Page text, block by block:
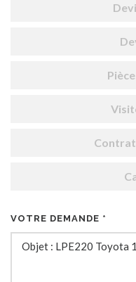
VOTRE DEMANDE *